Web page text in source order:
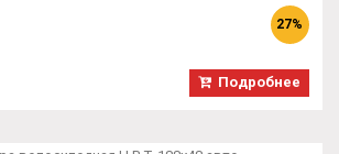
27%
Подробнее